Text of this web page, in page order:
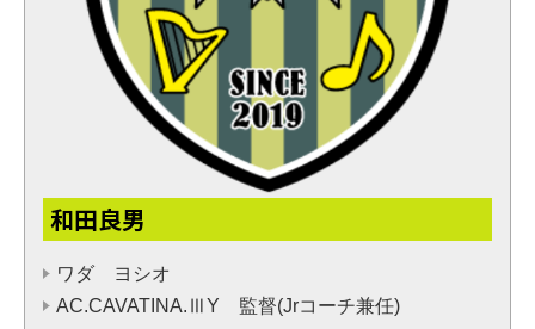
和田良男
ワダ ヨシオ
AC.CAVATINA.ⅢY 監督(Jrコーチ兼任)